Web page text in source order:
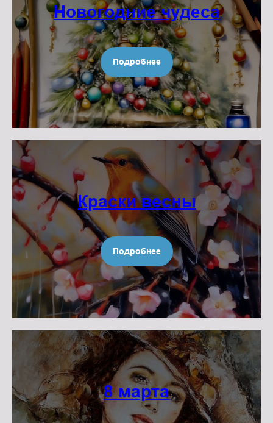
Новогодние чудеса
Подробнее
Краски весны
Подробнее
8 марта